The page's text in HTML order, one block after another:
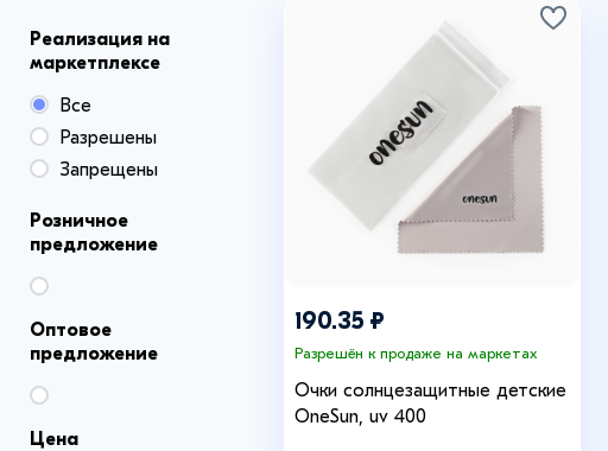
Реализация на
маркетплексе
Все
Разрешены
Запрещены
Розничное
предложение
Оптовое
предложение
Цена
190.35 ₽
Разрешён к продаже на маркетах
Очки солнцезащитные детские
OneSun, uv 400